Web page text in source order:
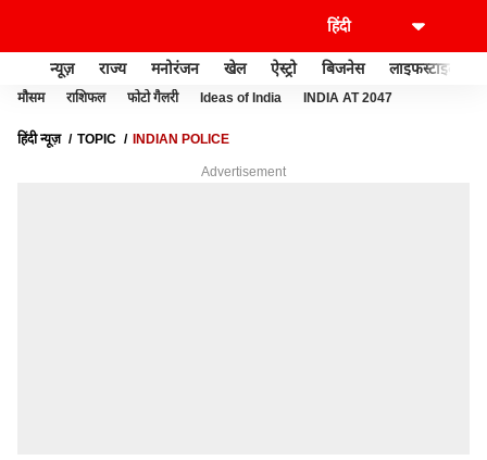
न्यूज़ राज्य मनोरंजन खेल ऐस्ट्रो बिजनेस लाइफस्टाइल
मौसम राशिफल फोटो गैलरी Ideas of India INDIA AT 2047
हिंदी न्यूज़ TOPIC INDIAN POLICE
Advertisement